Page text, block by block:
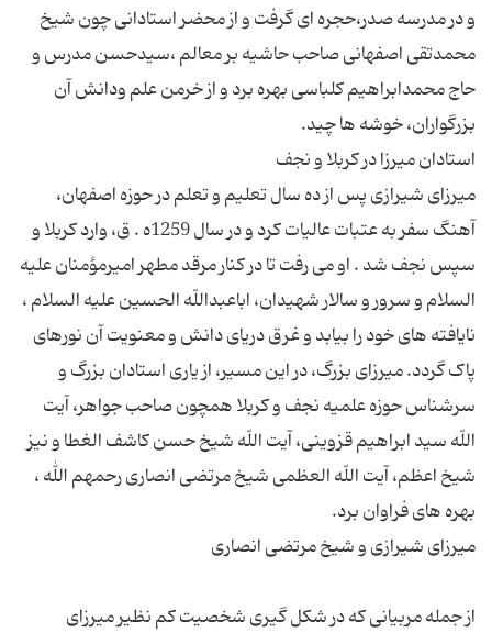
و در مدرسه صدر،حجره ای گرفت و از محضر استادانی چون شیخ
محمدتقی اصفهانی صاحب حاشیه بر معالم ،سیدحسن مدرس و
حاج محمدابراهیم کلباسی بهره برد و از خرمن علم ودانش آن
میرزای شیرازی پس از ده سال تعلیم و تعلم در حوزه اصفهان،
آهنگ سفر به عتبات عالیات کرد و در سال 1259ه . ق، وارد کربلا و
سپس نجف شد . او می رفت تا در کنار مرقد مطهر امیرمؤمنان علیه
السلام و سرور و سالار شهیدان، اباعبداللّه الحسین علیه السلام ،
نایافته های خود را بیابد و غرق دریای دانش و معنویت آن نورهای
پاک گردد. میرزای بزرگ، در این مسیر، از یاری استادان بزرگ و
سرشناس حوزه علمیه نجف و کربلا همچون صاحب جواهر، آیت
اللّه سید ابراهیم قزوینی، آیت اللّه شیخ حسن کاشف الغطا و نیز
شیخ اعظم، آیت اللّه العظمی شیخ مرتضی انصاری رحمهم الله ،
از جمله مربیانی که در شکل گیری شخصیت کم نظیر میرزای